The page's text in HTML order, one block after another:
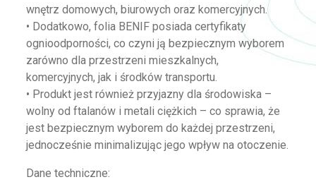
wnętrz domowych, biurowych oraz komercyjnych.
• Dodatkowo, folia BENIF posiada certyfikaty
ognioodporności, co czyni ją bezpiecznym wyborem
zarówno dla przestrzeni mieszkalnych,
komercyjnych, jak i środków transportu.
• Produkt jest również przyjazny dla środowiska –
wolny od ftalanów i metali ciężkich – co sprawia, że
jest bezpiecznym wyborem do każdej przestrzeni,
jednocześnie minimalizując jego wpływ na otoczenie.
Dane techniczne: